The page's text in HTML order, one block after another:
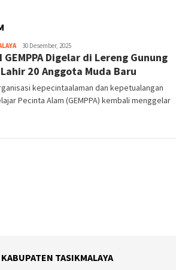
Tim
Redaksi
30 Desember, 2025
GEMPPA Digelar di Lereng Gunung
20 Anggota Muda Baru
kepecintaalaman dan kepetualangan
Pecinta Alam (GEMPPA) kembali menggelar
KABUPATEN TASIKMALAYA